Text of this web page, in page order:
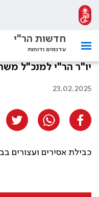
חדשות הר"י
עדכונים ודוחות
יו"ר הר"י למנכ"ל
כבילת אסירים ועצורים
23.02.2025